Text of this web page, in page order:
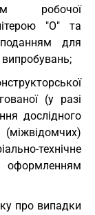
робочої
"О" та
поданням для
(у разі
дослідного
технічне
про випадки